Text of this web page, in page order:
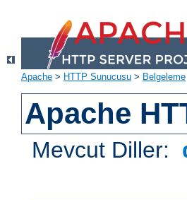
Apache > HTTP Sunucusu > Belgeleme
Apache
Mevcut Diller: